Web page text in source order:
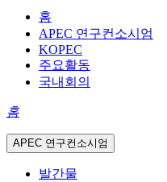
홈
APEC 연구컨소시엄
KOPEC
주요활동
국내회의
홈
APEC 연구컨소시엄
발간물